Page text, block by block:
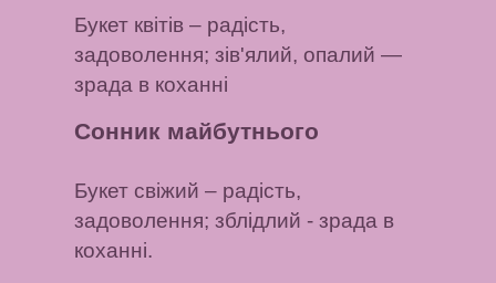
Букет квітів – радість,
задоволення;зів'ялий, опалий —
зрада в коханні
Сонник майбутнього
Букет свіжий – радість,
задоволення;зблідлий - зрада в
коханні.